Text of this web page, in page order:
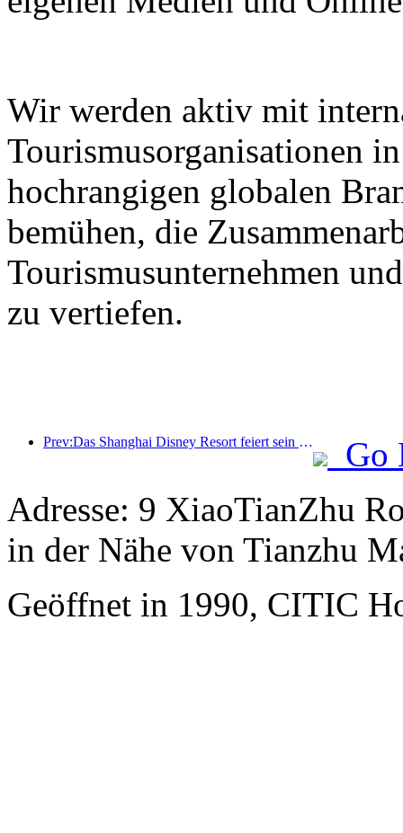
Wir werden aktiv mit
Tourismusorganisationen
hochrangigen globalen
bemühen, die
Tourismusunternehmen
zu vertiefen.
Prev:Das Shanghai Disney Resort feiert sein 10-jähriges Bestehen und hat bis heute über 100 Millionen Besucher empfangen.
Go
Adresse: 9 XiaoTianZhu
in der Nähe von Tianzhu
Geöffnet in 1990, CITIC